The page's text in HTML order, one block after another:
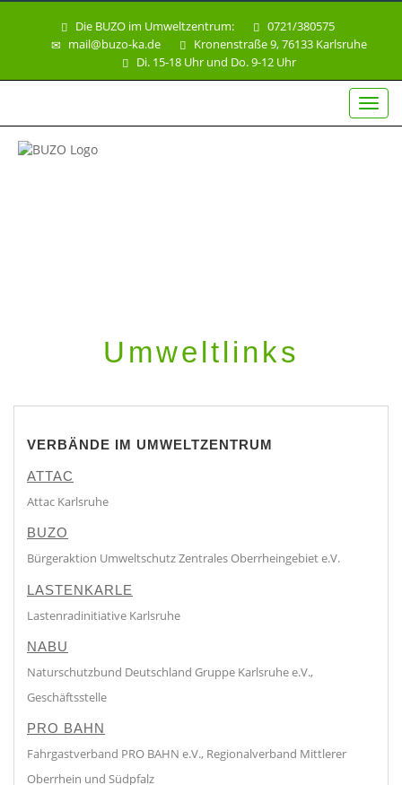
Die BUZO im Umweltzentrum:
0721/380575
mail@buzo-ka.de
Kronenstraße 9, 76133 Karlsruhe
Di. 15-18 Uhr und Do. 9-12 Uhr
Umweltlinks
VERBÄNDE IM UMWELTZENTRUM
ATTAC
Attac Karlsruhe
BUZO
Bürgeraktion Umweltschutz Zentrales Oberrheingebiet e.V.
LASTENKARLE
Lastenradinitiative Karlsruhe
NABU
Naturschutzbund Deutschland Gruppe Karlsruhe e.V.,
Geschäftsstelle
PRO BAHN
Fahrgastverband PRO BAHN e.V., Regionalverband Mittlerer
Oberrhein und Südpfalz